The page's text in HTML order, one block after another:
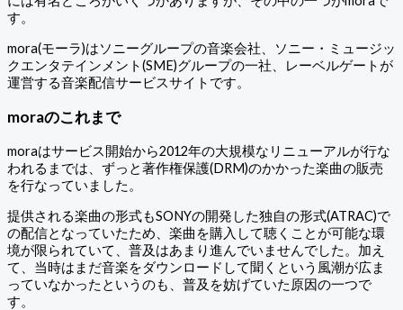
す。
mora(モーラ)はソニーグループの音楽会社、ソニー・ミュージッ
クエンタテインメント(SME)グループの一社、レーベルゲートが
運営する音楽配信サービスサイトです。
moraのこれまで
moraはサービス開始から2012年の大規模なリニューアルが行な
われるまでは、ずっと著作権保護(DRM)のかかった楽曲の販売
を行なっていました。
提供される楽曲の形式もSONYの開発した独自の形式(ATRAC)で
の配信となっていたため、楽曲を購入して聴くことが可能な環
境が限られていて、普及はあまり進んでいませんでした。加え
て、当時はまだ音楽をダウンロードして聞くという風潮が広ま
っていなかったというのも、普及を妨げていた原因の一つで
す。